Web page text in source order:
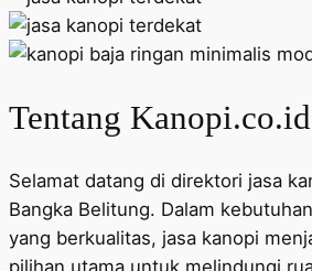
Tentang Kanopi.co.id
Selamat datang di direktori jasa
Bangka Belitung. Dalam
yang berkualitas, jasa kanopi
pilihan utama untuk melindungi